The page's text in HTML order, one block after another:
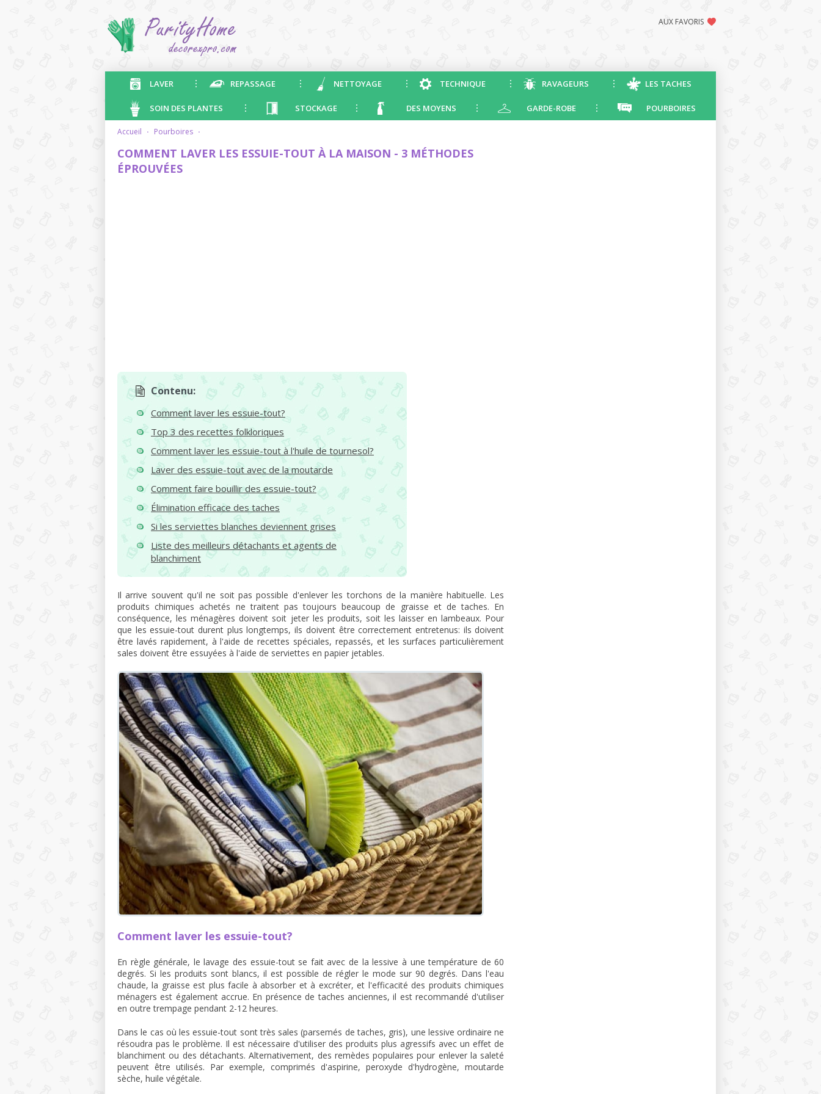
AUX FAVORIS
LAVER REPASSAGE NETTOYAGE TECHNIQUE RAVAGEURS LES TACHES
SOIN DES PLANTES STOCKAGE DES MOYENS GARDE-ROBE POURBOIRES
accueil · pourboires ·
COMMENT LAVER LES ESSUIE-TOUT À LA MAISON - 3 MÉTHODES
ÉPROUVÉES
Contenu:
Comment laver les essuie-tout?
Top 3 des recettes folkloriques
Comment laver les essuie-tout à l'huile de tournesol?
Laver des essuie-tout avec de la moutarde
Comment faire bouillir des essuie-tout?
Élimination efficace des taches
Si les serviettes blanches deviennent grises
Liste des meilleurs détachants et agents de
blanchiment
Il arrive souvent qu'il ne soit pas possible d'enlever les torchons de la manière habituelle. Les
produits chimiques achetés ne traitent pas toujours beaucoup de graisse et de taches. En
conséquence, les ménagères doivent soit jeter les produits, soit les laisser en lambeaux. Pour
que les essuie-tout durent plus longtemps, ils doivent être correctement entretenus: ils doivent
être lavés rapidement, à l'aide de recettes spéciales, repassés, et les surfaces particulièrement
sales doivent être essuyées à l'aide de serviettes en papier jetables.
Comment laver les essuie-tout?
En règle générale, le lavage des essuie-tout se fait avec de la lessive à une température de 60
degrés. Si les produits sont blancs, il est possible de régler le mode sur 90 degrés. Dans l'eau
chaude, la graisse est plus facile à absorber et à excréter, et l'efficacité des produits chimiques
ménagers est également accrue. En présence de taches anciennes, il est recommandé d'utiliser
en outre trempage pendant 2-12 heures.
Dans le cas où les essuie-tout sont très sales (parsemés de taches, gris), une lessive ordinaire ne
résoudra pas le problème. Il est nécessaire d'utiliser des produits plus agressifs avec un effet de
blanchiment ou des détachants. Alternativement, des remèdes populaires pour enlever la saleté
peuvent être utilisés. Par exemple, comprimés d'aspirine, peroxyde d'hydrogène, moutarde
sèche, huile végétale.